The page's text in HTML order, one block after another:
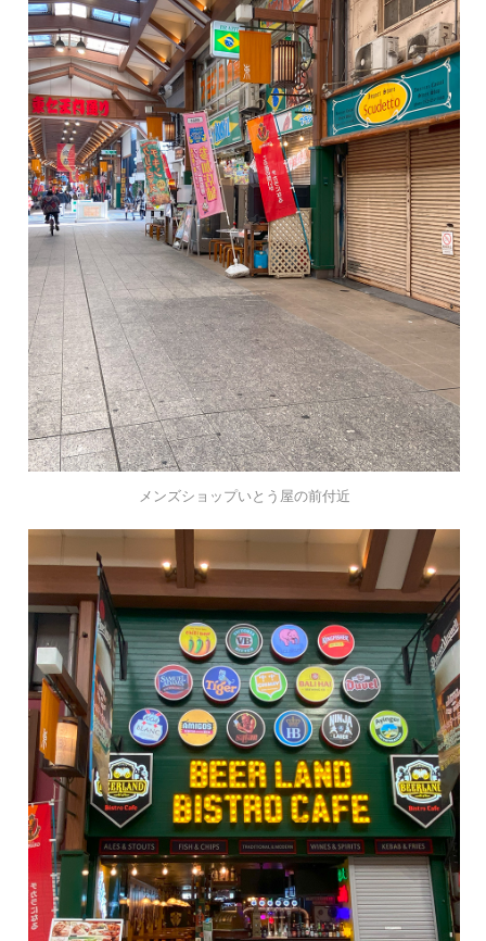
メンズショップいとう屋の前付近